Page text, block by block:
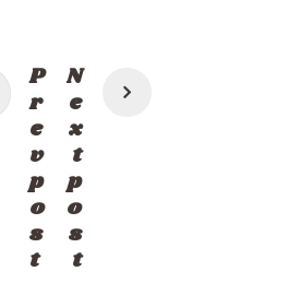
P
r
e
v
p
o
s
t
N
e
x
t
p
o
s
t